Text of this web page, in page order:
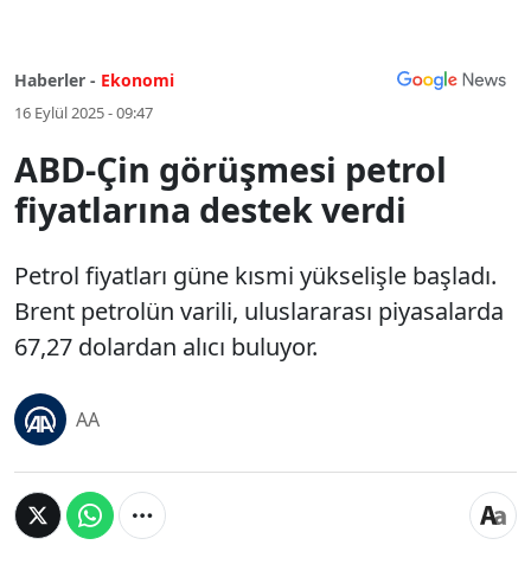
Haberler - Ekonomi
16 Eylül 2025 - 09:47
ABD-Çin görüşmesi petrol
fiyatlarına destek verdi
Petrol fiyatları güne kısmi yükselişle başladı.
Brent petrolün varili, uluslararası piyasalarda
67,27 dolardan alıcı buluyor.
AA